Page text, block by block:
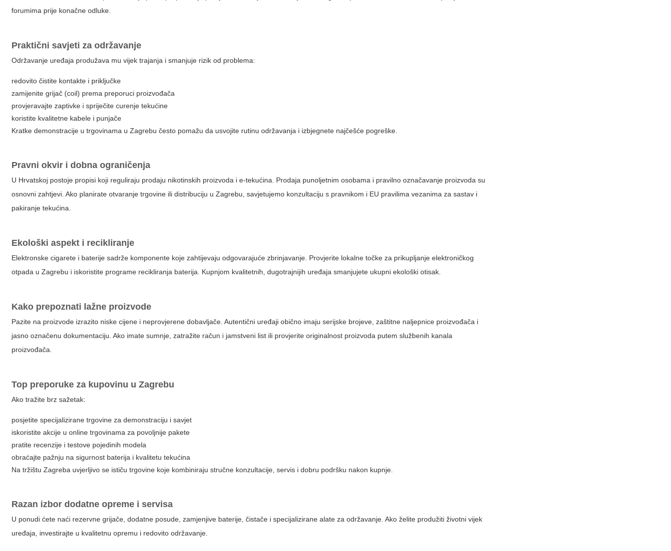
forumima prije konačne odluke.
Praktični savjeti za održavanje
Održavanje uređaja produžava mu vijek trajanja i smanjuje rizik od problema:
redovito čistite kontakte i priključke
zamijenite grijač (coil) prema preporuci proizvođača
provjeravajte zaptivke i spriječite curenje tekućine
koristite kvalitetne kabele i punjače
Kratke demonstracije u trgovinama u Zagrebu često pomažu da usvojite rutinu održavanja i izbjegnete najčešće pogreške.
Pravni okvir i dobna ograničenja
U Hrvatskoj postoje propisi koji reguliraju prodaju nikotinskih proizvoda i e-tekućina. Prodaja punoljetnim osobama i pravilno označavanje proizvoda su
osnovni zahtjevi. Ako planirate otvaranje trgovine ili distribuciju u Zagrebu, savjetujemo konzultaciju s pravnikom i EU pravilima vezanima za sastav i
pakiranje tekućina.
Ekološki aspekt i recikliranje
Elektronske cigarete i baterije sadrže komponente koje zahtijevaju odgovarajuće zbrinjavanje. Provjerite lokalne točke za prikupljanje elektroničkog
otpada u Zagrebu i iskoristite programe recikliranja baterija. Kupnjom kvalitetnih, dugotrajnijih uređaja smanjujete ukupni ekološki otisak.
Kako prepoznati lažne proizvode
Pazite na proizvode izrazito niske cijene i neprovjerene dobavljače. Autentični uređaji obično imaju serijske brojeve, zaštitne naljepnice proizvođača i
jasno označenu dokumentaciju. Ako imate sumnje, zatražite račun i jamstveni list ili provjerite originalnost proizvoda putem službenih kanala
proizvođača.
Top preporuke za kupovinu u Zagrebu
Ako tražite brz sažetak:
posjetite specijalizirane trgovine za demonstraciju i savjet
iskoristite akcije u online trgovinama za povoljnije pakete
pratite recenzije i testove pojedinih modela
obraćajte pažnju na sigurnost baterija i kvalitetu tekućina
Na tržištu Zagreba uvjerljivo se ističu trgovine koje kombiniraju stručne konzultacije, servis i dobru podršku nakon kupnje.
Razan izbor dodatne opreme i servisa
U ponudi ćete naći rezervne grijače, dodatne posude, zamjenjive baterije, čistače i specijalizirane alate za održavanje. Ako želite produžiti životni vijek
uređaja, investirajte u kvalitetnu opremu i redovito održavanje.